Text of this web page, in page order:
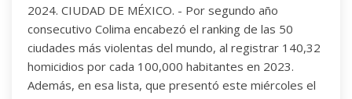
2024. CIUDAD DE MÉXICO. - Por segundo año
consecutivo Colima encabezó el ranking de las 50
ciudades más violentas del mundo, al registrar 140,32
homicidios por cada 100,000 habitantes en 2023.
Además, en esa lista, que presentó este miércoles el